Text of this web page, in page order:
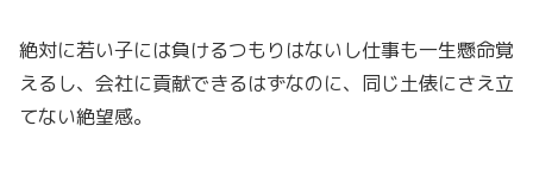
絶対に若い子には負けるつもりはないし仕事も一生懸命覚
えるし、会社に貢献できるはずなのに、同じ土俵にさえ立
てない絶望感。